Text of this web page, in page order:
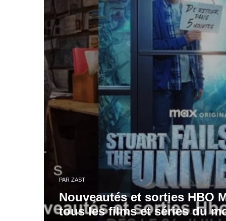
PAR ZAST
Nouveautés et sorties HBO
tous les films et séries du